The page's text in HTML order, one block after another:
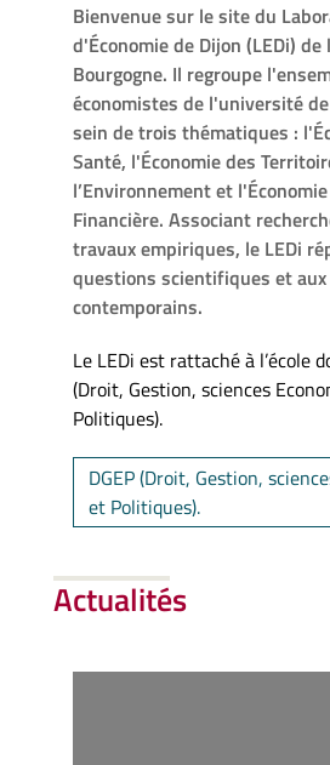
Bienvenue sur le site du
d'Économie de Dijon (LEDi)
Bourgogne. Il regroupe
économistes de l'université
sein de trois thématiques :
Santé, l'Économie des
l’Environnement et
Financière. Associant
travaux empiriques, le LEDi
questions scientifiques et
contemporains.
Le LEDi est rattaché à l’école
(Droit, Gestion, sciences
Politiques).
DGEP (Droit, Gestion,
et Politiques).
Actualités